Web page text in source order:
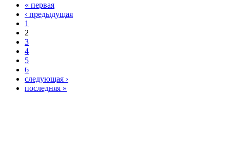
« первая
‹ предыдущая
1
2
3
4
5
6
следующая ›
последняя »